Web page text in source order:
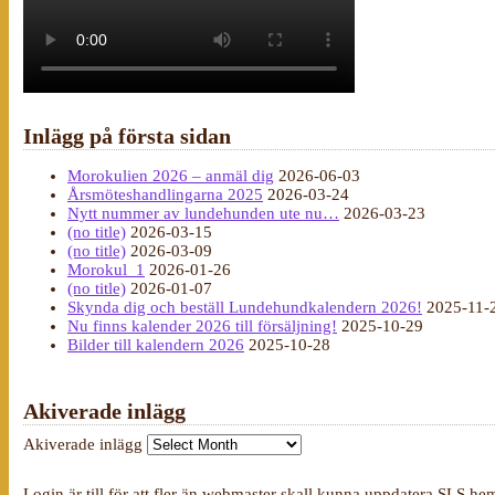
Inlägg på första sidan
Morokulien 2026 – anmäl dig 2026-06-03
Årsmöteshandlingarna 2025 2026-03-24
Nytt nummer av lundehunden ute nu… 2026-03-23
(no title) 2026-03-15
(no title) 2026-03-09
Morokul_1 2026-01-26
(no title) 2026-01-07
Skynda dig och beställ Lundehundkalendern 2026! 2025-11-
Nu finns kalender 2026 till försäljning! 2025-10-29
Bilder till kalendern 2026 2025-10-28
Akiverade inlägg
Akiverade inlägg